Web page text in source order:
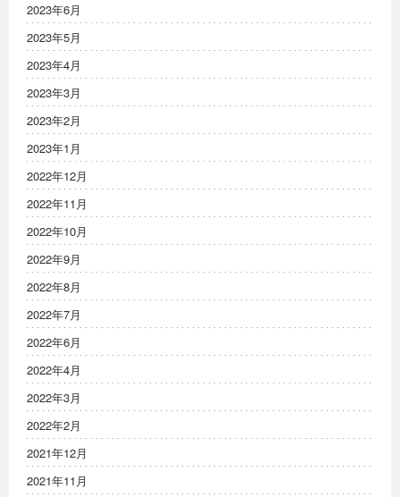
2023年6月
2023年5月
2023年4月
2023年3月
2023年2月
2023年1月
2022年12月
2022年11月
2022年10月
2022年9月
2022年8月
2022年7月
2022年6月
2022年4月
2022年3月
2022年2月
2021年12月
2021年11月